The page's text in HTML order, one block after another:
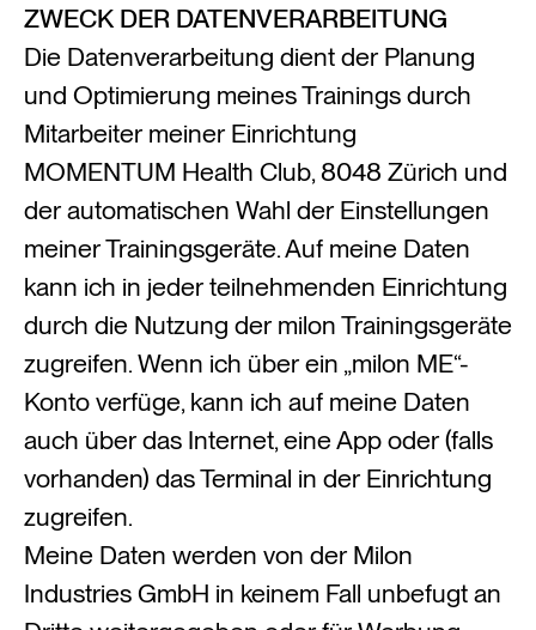
ZWECK DER DATENVERARBEITUNG
Die Datenverarbeitung dient der Planung
und Optimierung meines Trainings durch
Mitarbeiter meiner Einrichtung
MOMENTUM Health Club, 8048 Zürich und
der automatischen Wahl der Einstellungen
meiner Trainingsgeräte. Auf meine Daten
kann ich in jeder teilnehmenden Einrichtung
durch die Nutzung der milon Trainingsgeräte
zugreifen. Wenn ich über ein „milon ME“-
Konto verfüge, kann ich auf meine Daten
auch über das Internet, eine App oder (falls
vorhanden) das Terminal in der Einrichtung
zugreifen.
Meine Daten werden von der Milon
Industries GmbH in keinem Fall unbefugt an